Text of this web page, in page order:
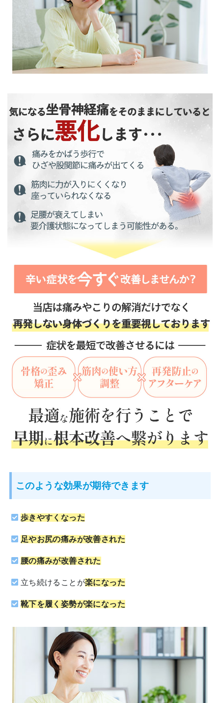
このような効果が期待できます
歩きやすくなった
足やお尻の痛みが改善された
腰の痛みが改善された
立ち続けることが楽になった
靴下を履く姿勢が楽になった